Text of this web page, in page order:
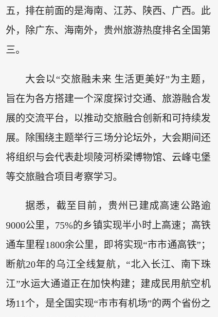
五，排在前面的是海南、江苏、陕西、广西。此
外，除广东、海南外，贵州旅游热度排名全国第
三。
大会以“交旅融未来 生活更美好”为主题，
旨在为各方搭建一个深度探讨交通、旅游融合发
展的交流平台，以推动交旅融合创新和可持续发
展。除围绕主题举行三场分论坛外，大会期间还
将组织与会代表赴坝陵河桥梁博物馆、云峰屯堡
等交旅融合项目考察学习。
据悉，截至目前，贵州已建成高速公路逾
9000公里，75%的乡镇实现半小时上高速；高铁
通车里程1800余公里，即将实现“市市通高铁”；
断航20年的乌江全线复航，“北入长江、南下珠
江”水运大通道正在加快构建；建成民用航空机
场11个，是全国实现“市市有机场”的两个省份之